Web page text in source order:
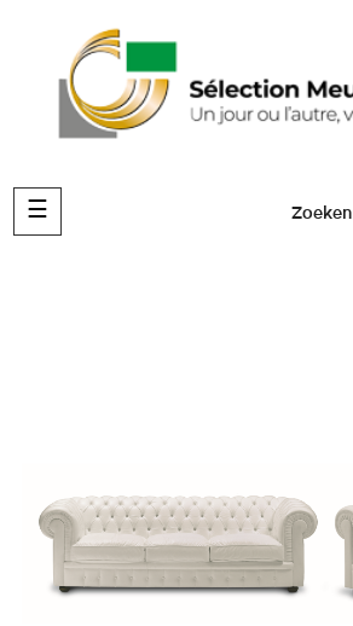
Toggle
navigation
☰ Zoeken